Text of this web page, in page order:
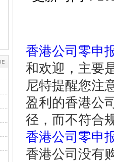
香港公司零申
和欢迎，主要
尼特提醒您注
盈利的香港公
径，而不符合
香港公司零申
香港公司没有